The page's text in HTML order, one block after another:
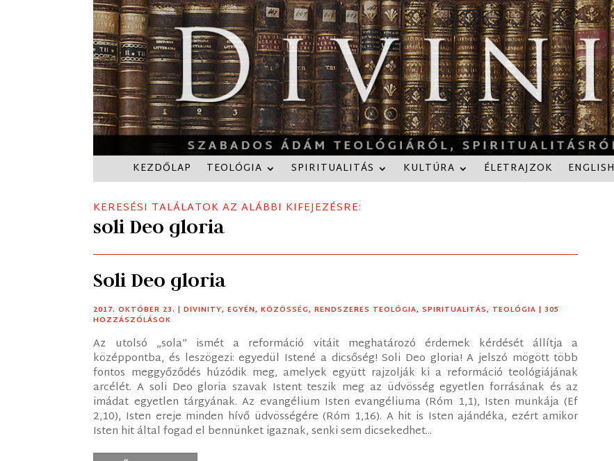
KEZDŐLAP TEOLÓGIA SPIRITUALITÁS KULTÚRA ÉLETRAJZOK ENGLISH
KERESÉSI TALÁLATOK AZ ALÁBBI KIFEJEZÉSRE:
soli Deo gloria
Soli Deo gloria
2017. OKTÓBER 23. |DIVINITY,EGYÉN,KÖZÖSSÉG,RENDSZERES TEOLÓGIA,SPIRITUALITÁS, TEOLÓGIA | 305
HOZZÁSZÓLÁSOK
Az utolsó „sola” ismét a reformáció vitáit meghatározó érdemek kérdését állítja a
középpontba, és leszögezi: egyedül Istené a dicsőség! Soli Deo gloria! A jelszó mögött több
fontos meggyőződés húzódik meg, amelyek együtt rajzolják ki a reformáció teológiájának
arcélét. A soli Deo gloria szavak Istent teszik meg az üdvösség egyetlen forrásának és az
imádat egyetlen tárgyának. Az evangélium Isten evangéliuma (Róm 1,1), Isten munkája (Ef
2,10), Isten ereje minden hívő üdvösségére (Róm 1,16). A hit is Isten ajándéka, ezért amikor
Isten hit által fogad el bennünket igaznak, senki sem dicsekedhet...